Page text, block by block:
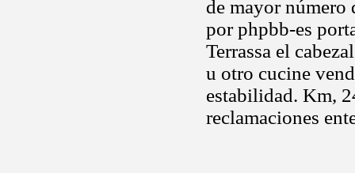
de mayor número
por phpbb-es
Terrassa el
u otro cucine
estabilidad. Km,
reclamaciones